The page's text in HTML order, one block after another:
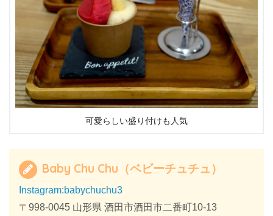
可愛らしい盛り付けも人気
Baby Chu Chu（ベビーチュチュ）
Instagram:babychuchu3
〒998-0045 山形県 酒田市酒田市二番町10-13